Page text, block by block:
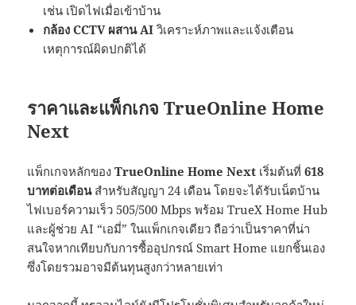
เช่น เปิดไฟเมื่อเข้าบ้าน
กล้อง CCTV ผสาน AI วิเคราะห์ภาพและแจ้งเตือน
เหตุการณ์ผิดปกติได้
ราคาและแพ็กเกจ TrueOnline Home
Next
แพ็กเกจหลักของTrueOnline Home Next เริ่มต้นที่618
บาทต่อเดือนสำหรับสัญญา 24 เดือน โดยจะได้รับเน็ตบ้าน
ไฟเบอร์ความเร็ว 505/500 Mbps พร้อม TrueX Home Hub
และผู้ช่วย AI “เอมี่” ในแพ็กเกจเดียว ถือว่าเป็นราคาที่น่า
สนใจหากเทียบกับการซื้ออุปกรณ์ Smart Home แยกชิ้นเอง
ซึ่งโดยรวมอาจมีต้นทุนสูงกว่าหลายเท่า